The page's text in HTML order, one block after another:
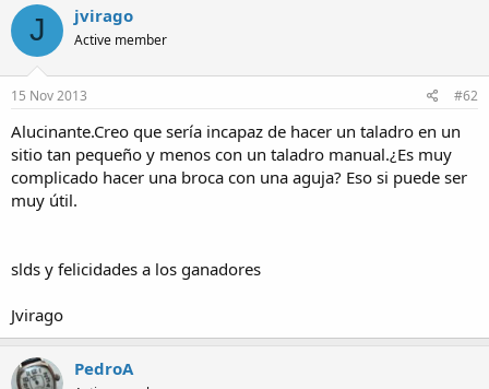
J jvirago
Active member
15 Nov 2013 #62
Alucinante.Creo que sería incapaz de hacer un taladro en un
sitio tan pequeño y menos con un taladro manual.¿Es muy
complicado hacer una broca con una aguja? Eso si puede ser
muy útil.
slds y felicidades a los ganadores
Jvirago
PedroA